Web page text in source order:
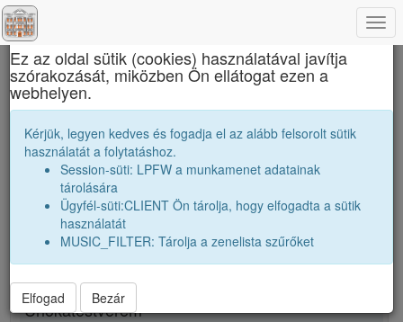
Marosvásárhelyi Művészeti Líceum
T. Krisztina
Új rokonsági kapcsolat megjelölése
Rokon neme
Unokatestvérem
×
Ez az oldal sütik (cookies) használatával javítja
szórakozását, miközben Ön ellátogat ezen a
webhelyen.
Kérjük, legyen kedves és fogadja el az alább felsorolt sütik
használatát a folytatáshoz.
Session-süti: LPFW a munkamenet adatainak
tárolására
Ügyfél-süti:CLIENT Ön tárolja, hogy elfogadta a sütik
használatát
MUSIC_FILTER: Tárolja a zenelista szűrőket
Elfogad Bezár